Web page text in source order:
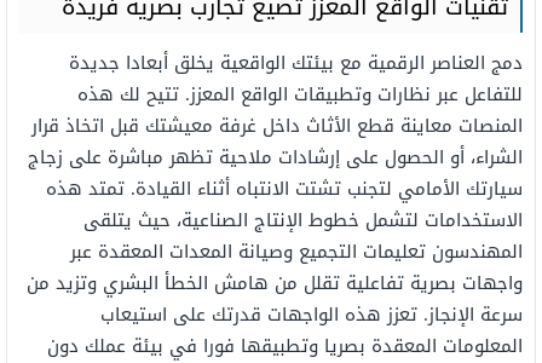
دمج العناصر الرقمية مع بيئتك الواقعية يخلق أبعادا جديدة
للتفاعل عبر نظارات وتطبيقات الواقع المعزز. تتيح لك هذه
المنصات معاينة قطع الأثاث داخل غرفة معيشتك قبل اتخاذ قرار
الشراء، أو الحصول على إرشادات ملاحية تظهر مباشرة على زجاج
سيارتك الأمامي لتجنب تشتت الانتباه أثناء القيادة. تمتد هذه
الاستخدامات لتشمل خطوط الإنتاج الصناعية، حيث يتلقى
المهندسون تعليمات التجميع وصيانة المعدات المعقدة عبر
واجهات بصرية تفاعلية تقلل من هامش الخطأ البشري وتزيد من
سرعة الإنجاز. تعزز هذه الواجهات قدرتك على استيعاب
المعلومات المعقدة بصريا وتطبيقها فورا في بيئة عملك دون